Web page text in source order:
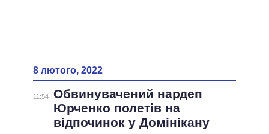
8 лютого, 2022
11:54
Обвинувачений нардеп
Юрченко полетів на
відпочинок у Домінікану